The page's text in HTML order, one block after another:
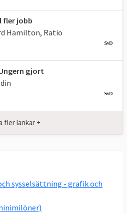
finansierar EU sedan
ungdomsgaranti
så att alla mellan
får gå högst fyra
utbildning eller
Minimilagstiftning
olika risker i
också viss reglering
fler jobb
Hamilton, Ratio
gjort
fler länkar +
sysselsättning - grafik och